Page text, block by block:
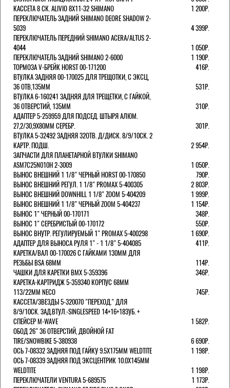
КАССЕТА 8 СК. ALIVIO 8Х11-32 SHIMANO
1 200Р.
ПЕРЕКЛЮЧАТЕЛЬ ЗАДНИЙ SHIMANO DEORE SHADOW 2-
5039
4 399Р.
ПЕРЕКЛЮЧАТЕЛЬ ПЕРЕДНИЙ SHIMANO ACERA/ALTUS 2-
4044
1 050Р.
ПЕРЕКЛЮЧАТЕЛЬ ЗАДНИЙ SHIMANO 2-6000
1 190Р.
ТОРМОЗА V-БРЕЙК HORST 00-171200
416Р.
ВТУЛКА ЗАДНЯЯ 00-170025 ДЛЯ ТРЕЩОТКИ, С ЭКСЦ,
36 ОТВ,135ММ
531Р.
ВТУЛКА 6-160241 ЗАДНЯЯ ДЛЯ ТРЕЩЕТКИ, С ГАЙКОЙ,
36 ОТВЕРСТИЙ, 135ММ
310Р.
АДАПТЕР 5-259959 ДЛЯ ПОДСЕД. ШТЫРЯ АЛЮМ.
27,2/30,9Х80ММ СЕРЕБР.
301Р.
ВТУЛКА 5-32492 ЗАДНЯЯ 32ОТВ. Д/ДИСК. 8/9/10СК. 2
КАРТР. ПОДШ.
2 954Р.
ЗАПЧАСТИ ДЛЯ ПЛАНЕТАРНОЙ ВТУЛКИ SHIMANO
ASM7C25N010H 2-3009
1 050Р.
ВЫНОС ВНЕШНИЙ 1 1/8" ЧЕРНЫЙ HORST 00-170850
790Р.
ВЫНОС ВНЕШНИЙ РЕГУЛ. 1 1/8" PROMAX 5-400305
2 803Р.
ВЫНОС ВНЕШНИЙ DOWNHILL 1 1/8" ZOOM 5-404209
1 999Р.
ВЫНОС ВНЕШНИЙ 1 1/8" ЧЕРНЫЙ ZOOM 5-404237
1 154Р.
ВЫНОС 1" ЧЕРНЫЙ 00-170171
348Р.
ВЫНОС 1" СЕРЕБРИСТЫЙ 00-170172
550Р.
ВЫНОС ВНУТР. РЕГУЛИРУЕМЫЙ 1" PROMAX 5-400298
1 690Р.
АДАПТЕР ДЛЯ ВЫНОСА РУЛЯ 1" - 1 1/8" 5-404085
411Р.
КАРЕТКА/ВАЛ 00-170026 С ГАЙКАМИ 130ММ ДЛЯ
РЕЗЬБЫ BSA 68ММ
114Р.
ЧАШКИ ДЛЯ КАРЕТКИ BMX 5-359396
346Р.
КАРЕТКА-КАРТРИДЖ 5-359340 КОРПУС 68ММ
113/22ММ NECO
745Р.
КАССЕТА/ЗВЕЗДЫ 5-320070 "ПЕРЕХОД." ДЛЯ
8/9/10СК. ЗАД.ВТУЛ.-SINGLESPEED 14+16+18ЗУБ. +
СПЕЙСЕР M-WAVE
1 582Р.
ОБОД 26" 36 ОТВЕРСТИЙ, ДВОЙНОЙ FAT
TIRE/SNOWBIKE 5-380938
6 690Р.
ОСЬ 7-08332 ЗАДНЯЯ ПОД ГАЙКУ 9.5Х175ММ WELDTITE
1 198Р.
ОСЬ 7-08339 ЗАДНЯЯ ПОД ЭКСЦЕНТРИК 10.0Х145ММ
WELDTITE
1 198Р.
ПЕРЕКЛЮЧАТЕЛИ VENTURA 5-689575
1 173Р.